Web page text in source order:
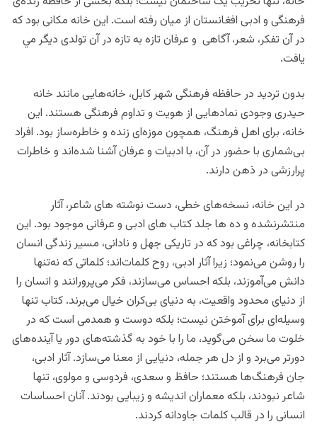
فرهنگی و ادبی افغانستان از میان رفته است. این خانه مکانی بود که
در آن تفکر، شعر، آگاهی و عرفان تازه به تازه در آن تولدی دیگر مي
یافت.
بدون تردید در حافظه فرهنگی شهر کابل، خانه‌هایی مانند خانه
حیدری وجودی نمادهایی از هویت و تداوم فرهنگی هستند. این
خانه، برای اهل فرهنگ، همچون موزه‌ای زنده و خاطره‌ساز بود. افراد
بی‌شماری با حضور در آن، با ادبیات و عرفان آشنا شده‌اند و خاطرات
پرارزشی در ذهن دارند.
در این خانه، نسخه‌های خطی، دست‌ نوشته های شاعر، آثار
منتشرنشده و ده ها جلد کتاب های ادبی و عرفانی موجود بود. این
کتابخانه، چراغی بود که در تاریکی جهل و نادانی، مسیر زندگی انسان
را روشن می‌نمود؛ زیرا آثار ادبی، روح کلمات‌اند؛ کلماتی که نه‌تنها
دانش می‌آموزند، بلکه احساس می‌سازند، فکر می‌پرورانند و انسان را
از دنیای محدود واقعیت، به دنیای بی‌کران خیال می‌برند. کتاب تنها
وسیله‌ای برای آموختن نیست؛ بلکه دوست و همدمی است که در
خلوت ما سخن می‌گوید، ما را با خود به گذشته‌های دور یا آینده‌های
دورتر می‌برد و از دل هر جمله، دنیایی از معنا می‌سازد. آثار ادبی،
جان فرهنگ‌ها هستند؛ حافظ و سعدی، فردوسی و مولوی، تنها
شاعر نبودند، بلکه معماران اندیشه و زیبایی بودند. آنان احساسات
انسانی را در قالب کلمات جاودانه کردند.